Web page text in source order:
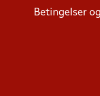
Betingelser